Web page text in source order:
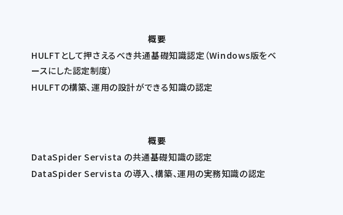
概要
HULFTとして押さえるべき共通基礎知識認定（Windows版をベ
ースにした認定制度）
HULFTの構築、運用の設計ができる知識の認定
概要
DataSpider Servista の共通基礎知識の認定
DataSpider Servista の導入、構築、運用の実務知識の認定